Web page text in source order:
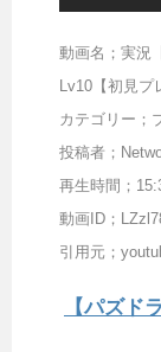
動画名；実況
Lv10【初見プ
カテゴリー；
投稿者；
再生時間；
動画ID；
引用元；
【パズド